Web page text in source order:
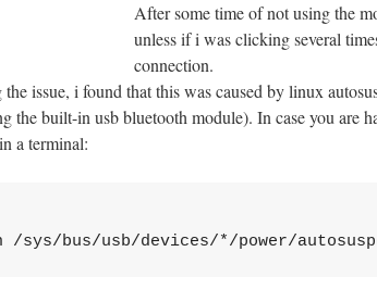
After some time of not using the
unless if i was clicking several
connection.
issue, i found that this was caused by linux
the built-in usb bluetooth module). In case you are
a terminal:
bus/usb/devices/*/power/